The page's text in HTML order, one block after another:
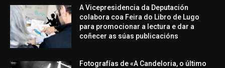
A Vicepresidencia da Deputación
colabora coa Feira do Libro de Lugo
para promocionar a lectura e dar a
coñecer as súas publicacións
Fotografías de «A Candeloria, o último